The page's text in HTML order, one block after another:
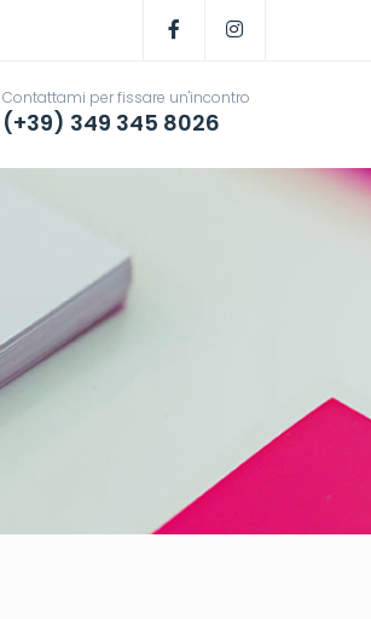
Contattami per fissare un'incontro
(+39) 349 345 8026